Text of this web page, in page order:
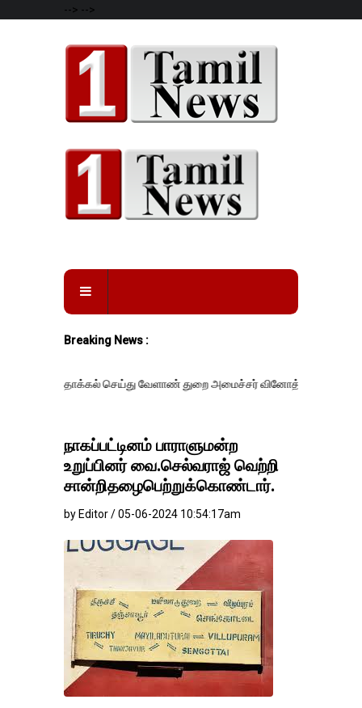
--> -->
Breaking News :
செய்து வேளாண் துறை அமைச்சர் வினோத் வாசித்து வருகிறார். �.
நாகப்பட்டினம் பாராளுமன்ற
உறுப்பினர் வை.செல்வராஜ் வெற்றி
சான்றிதழைபெற்றுக்கொண்டார்.
by Editor / 05-06-2024 10:54:17am